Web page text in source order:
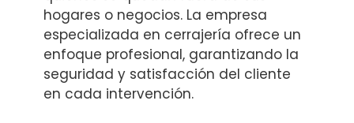
hogares o negocios. La empresa
especializada en cerrajería ofrece un
enfoque profesional, garantizando la
seguridad y satisfacción del cliente
en cada intervención.